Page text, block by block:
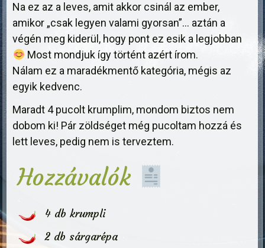
Na ez az a leves, amit akkor csinál az ember,
amikor „csak legyen valami gyorsan”… aztán a
végén meg kiderül, hogy pont ez esik a legjobban
Most mondjuk így történt azért írom.
Nálam ez a maradékmentő kategória, mégis az
egyik kedvenc.
Maradt 4 pucolt krumplim, mondom biztos nem
dobom ki! Pár zöldséget még pucoltam hozzá és
lett leves, pedig nem is terveztem.
Hozzávalók
4 db krumpli
2 db sárgarépa